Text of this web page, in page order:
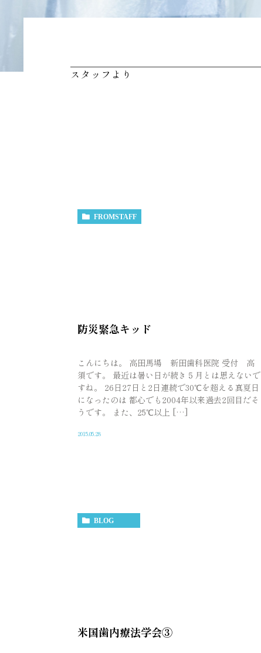
スタッフより
FROMSTAFF
防災緊急キッド
こんにちは。 高田馬場 新田歯科医院 受付 高
須です。 最近は暑い日が続き５月とは思えないで
すね。 26日27日と2日連続で30℃を超える真夏日
になったのは 都心でも2004年以来過去2回目だそ
うです。 また、25℃以上 […]
2015.05.28
BLOG
米国歯内療法学会③